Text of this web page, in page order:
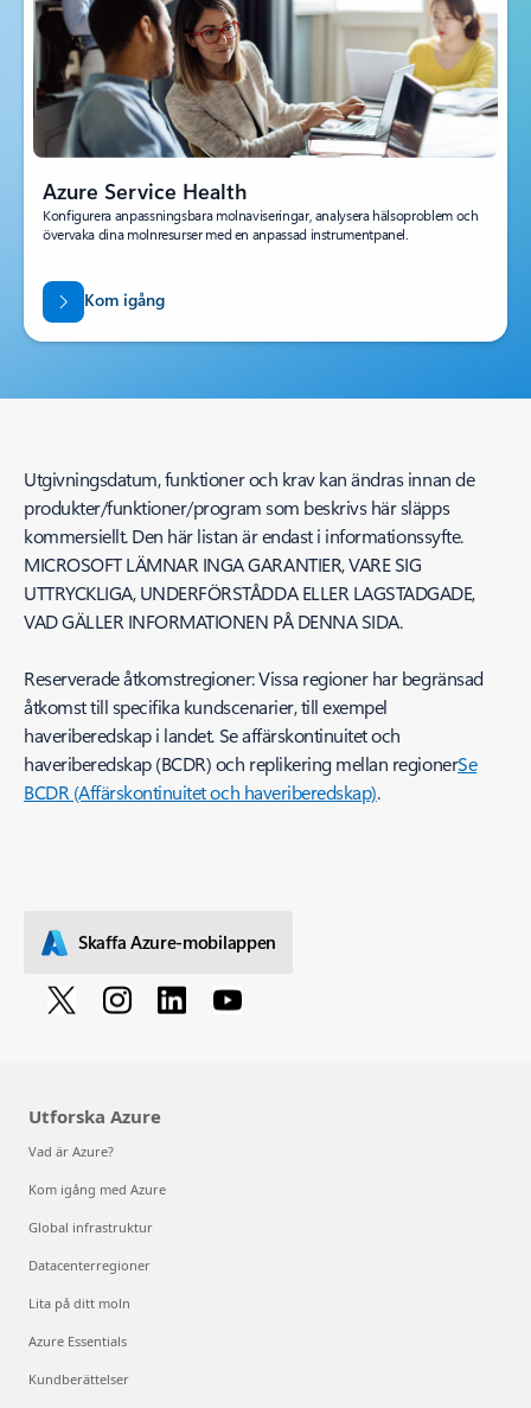
Azure Service Health
Konfigurera anpassningsbara molnaviseringar, analysera hälsoproblem och
övervaka dina molnresurser med en anpassad instrumentpanel.
Kom igång
Utgivningsdatum, funktioner och krav kan ändras innan de
produkter/funktioner/program som beskrivs här släpps
kommersiellt. Den här listan är endast i informationssyfte.
MICROSOFT LÄMNAR INGA GARANTIER, VARE SIG
UTTRYCKLIGA, UNDERFÖRSTÅDDA ELLER LAGSTADGADE,
VAD GÄLLER INFORMATIONEN PÅ DENNA SIDA.
Reserverade åtkomstregioner: Vissa regioner har begränsad
åtkomst till specifika kundscenarier, till exempel
haveriberedskap i landet. Se affärskontinuitet och
haveriberedskap (BCDR) och replikering mellan regionerSe
BCDR (Affärskontinuitet och haveriberedskap).
Skaffa Azure-mobilappen
Utforska Azure
Vad är Azure?
Kom igång med Azure
Global infrastruktur
Datacenterregioner
Lita på ditt moln
Azure Essentials
Kundberättelser